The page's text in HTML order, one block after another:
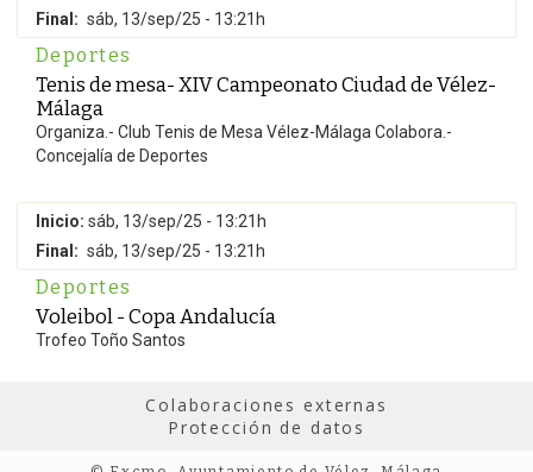
Final: sáb, 13/sep/25 - 13:21h
Deportes
Tenis de mesa- XIV Campeonato Ciudad de Vélez-
Málaga
Organiza.- Club Tenis de Mesa Vélez-Málaga Colabora.-
Concejalía de Deportes
Inicio: sáb, 13/sep/25 - 13:21h
Final: sáb, 13/sep/25 - 13:21h
Deportes
Voleibol - Copa Andalucía
Trofeo Toño Santos
Colaboraciones externas
Protección de datos